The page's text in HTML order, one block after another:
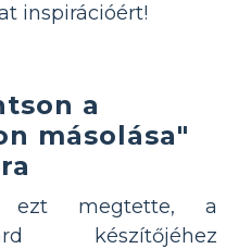
inspirációért!
a
másolása"
ezt megtette, a
készítőjéhez